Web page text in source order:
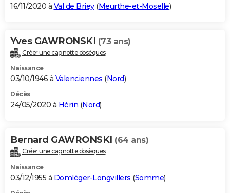
16/11/2020 à Val de Briey(Meurthe-et-Moselle)
Yves GAWRONSKI (73 ans)
Créer une cagnotte obsèques
Naissance
03/10/1946 à Valenciennes (Nord)
Décès
24/05/2020 à Hérin (Nord)
Bernard GAWRONSKI (64 ans)
Créer une cagnotte obsèques
Naissance
03/12/1955 à Domléger-Longvillers (Somme)